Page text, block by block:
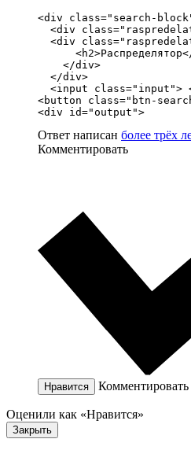
<div class="search-
<div
<div
    </div>
  </div>
<input class="input">
<button class="btn-
<div id="output">
Ответ написан более трёх
Комментировать
Нравится Комментировать
Оценили как «Нравится»
Закрыть